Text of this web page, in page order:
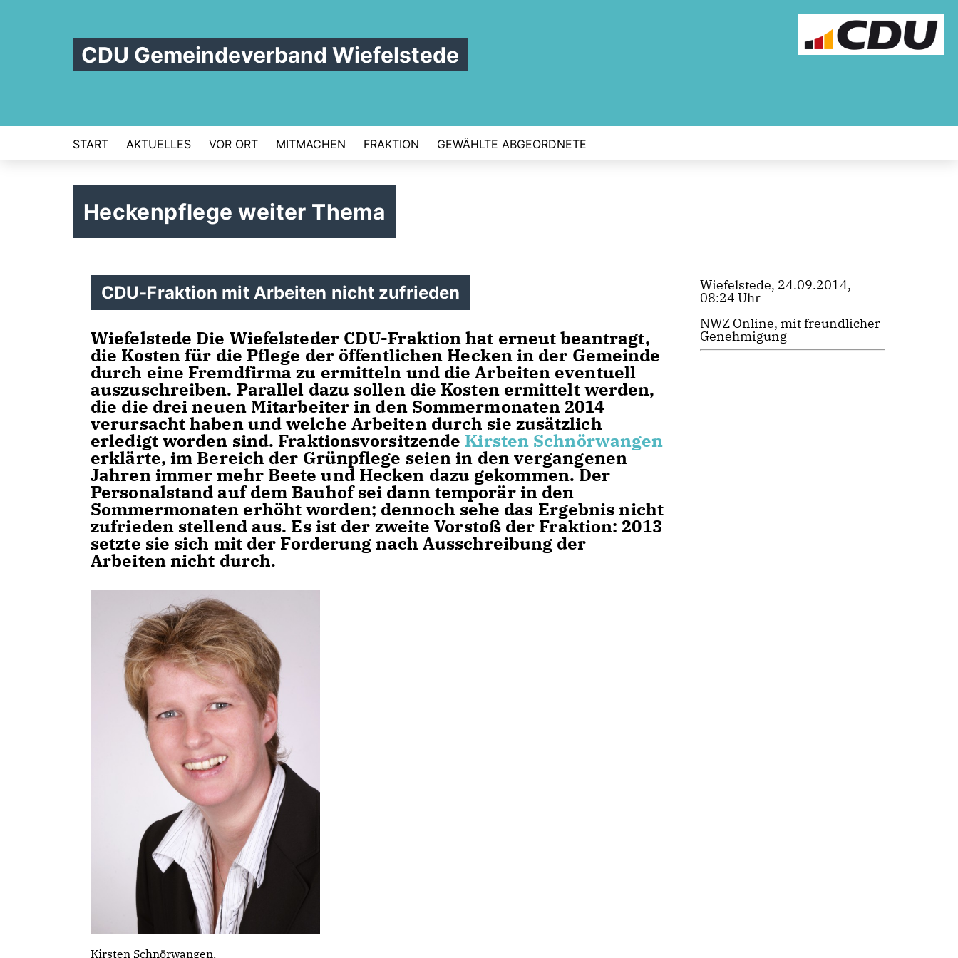
CDU Gemeindeverband Wiefelstede
START AKTUELLES VOR ORT MITMACHEN FRAKTION GEWÄHLTE ABGEORDNETE
Heckenpflege weiter Thema
CDU-Fraktion mit Arbeiten nicht zufrieden
Wiefelstede Die Wiefelsteder CDU-Fraktion hat erneut beantragt,
die Kosten für die Pflege der öffentlichen Hecken in der Gemeinde
durch eine Fremdfirma zu ermitteln und die Arbeiten eventuell
auszuschreiben. Parallel dazu sollen die Kosten ermittelt werden,
die die drei neuen Mitarbeiter in den Sommermonaten 2014
verursacht haben und welche Arbeiten durch sie zusätzlich
erledigt worden sind. Fraktionsvorsitzende Kirsten Schnörwangen
erklärte, im Bereich der Grünpflege seien in den vergangenen
Jahren immer mehr Beete und Hecken dazu gekommen. Der
Personalstand auf dem Bauhof sei dann temporär in den
Sommermonaten erhöht worden; dennoch sehe das Ergebnis nicht
zufrieden stellend aus. Es ist der zweite Vorstoß der Fraktion: 2013
setzte sie sich mit der Forderung nach Ausschreibung der
Arbeiten nicht durch.
Kirsten Schnörwangen,
Wiefelstede, 24.09.2014,
08:24 Uhr
NWZ Online, mit freundlicher
Genehmigung